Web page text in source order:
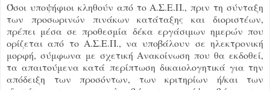
Όσοι υποψήφιοι κληθούν από το Α.Σ.Ε.Π., πριν τη σύνταξη
των προσωρινών πινάκων κατάταξης και διοριστέων,
πρέπει μέσα σε προθεσμία δέκα εργάσιμων ημερών που
ορίζεται από το Α.Σ.Ε.Π., να υποβάλουν σε ηλεκτρονική
μορφή, σύμφωνα με σχετική Ανακοίνωση που θα εκδοθεί,
τα απαιτούμενα κατά περίπτωση δικαιολογητικά για την
απόδειξη των προσόντων, των κριτηρίων ή/και των